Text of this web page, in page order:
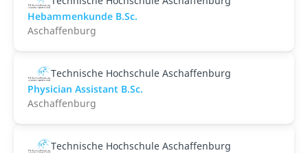
Hebammenkunde B.Sc.
Aschaffenburg
Technische Hochschule Aschaffenburg
Physician Assistant B.Sc.
Aschaffenburg
Technische Hochschule Aschaffenburg